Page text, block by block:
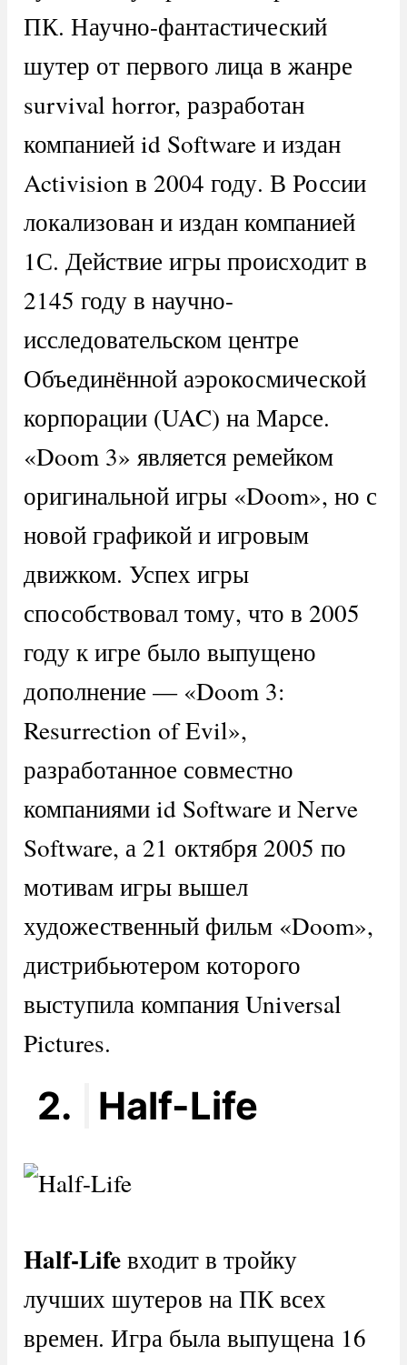
ПК. Научно-фантастический
шутер от первого лица в жанре
survival horror, разработан
компанией id Software и издан
Activision в 2004 году. В России
локализован и издан компанией
1С. Действие игры происходит в
2145 году в научно-
исследовательском центре
Объединённой аэрокосмической
корпорации (UAC) на Марсе.
«Doom 3» является ремейком
оригинальной игры «Doom», но с
новой графикой и игровым
движком. Успех игры
способствовал тому, что в 2005
году к игре было выпущено
дополнение — «Doom 3:
Resurrection of Evil»,
разработанное совместно
компаниями id Software и Nerve
Software, а 21 октября 2005 по
мотивам игры вышел
художественный фильм «Doom»,
дистрибьютером которого
выступила компания Universal
Pictures.
2. Half-Life
Half-Lifeвходит в тройку
лучших шутеров на ПК всех
времен. Игра была выпущена 16